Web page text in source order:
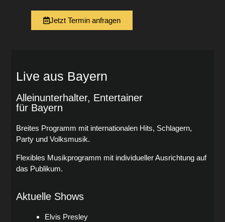
Jetzt Termin anfragen
Live aus Bayern
Alleinunterhalter, Entertainer
für Bayern
Breites Programm mit internationalen Hits, Schlagern,
Party und Volksmusik.
Flexibles Musikprogramm mit individueller Ausrichtung auf
das Publikum.
Aktuelle Shows
Elvis Presley